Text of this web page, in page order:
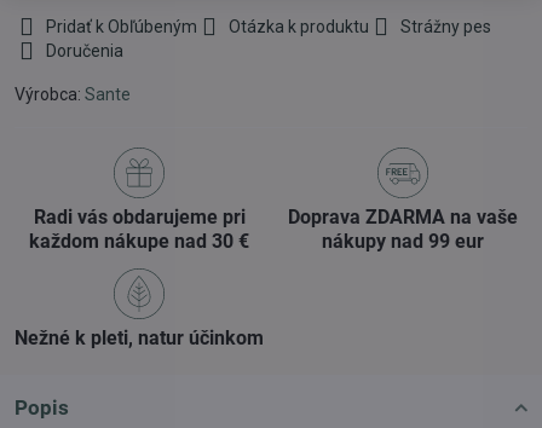
Pridať k Obľúbeným Otázka k produktu
Strážny pes
Doručenia
Výrobca: Sante
Radi vás obdarujeme pri
každom nákupe nad 30 €
Doprava ZDARMA na vaše
nákupy nad 99 eur
Nežné k pleti, natur účinkom
Popis